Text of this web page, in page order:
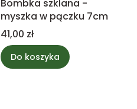
Bombka szklana -
myszka w pączku 7cm
Cena
41,00 zł
Do koszyka